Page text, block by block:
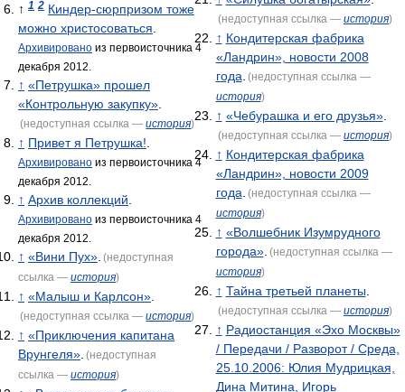
↑ 1 2 Киндер-сюрпризом тоже
можно христосоваться
Архивировано из первоисточника 4
декабря 2012.
↑ «Петрушка» прошел
«Контрольную закупку»
(недоступная ссылка —история)
↑ Привет я Петрушка!
Архивировано из первоисточника 4
декабря 2012.
↑ Архив коллекций
Архивировано из первоисточника 4
декабря 2012.
↑ «Вини Пух» (недоступная
ссылка — история)
↑ «Малыш и Карлсон»
(недоступная ссылка —история)
↑ «Приключения капитана
Врунгеля» (недоступная
ссылка — история)
(недоступная ссылка — история)
↑ Кондитерская фабрика
«Ландрин», новости 2008
года (недоступная ссылка —
история)
↑ «Чебурашка и его друзья».
(недоступная ссылка — история)
↑ Кондитерская фабрика
«Ландрин», новости 2009
года (недоступная ссылка —
история)
↑ «Волшебник Изумрудного
города». (недоступная ссылка —
история)
↑ Тайна третьей планеты
(недоступная ссылка — история)
↑ Радиостанция «Эхо Москвы»
/ Передачи / Разворот / Среда,
25.10.2006: Юлия Мудрицкая,
Дина Митина, Игорь